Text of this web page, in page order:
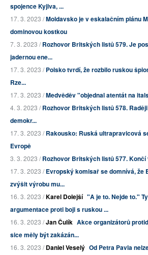
spojence Kyjiva, ...
17. 3. 2023 /Moldavsko je v eskalačním plánu
dominovou kostkou
7. 3. 2023 /Rozhovor Britských listů 579. Je
jadernou ene...
17. 3. 2023 /Polsko tvrdí, že rozbilo ruskou
Rze...
17. 3. 2023 /Medvěděv "objednal atentát na
4. 3. 2023 /Rozhovor Britských listů 578.
demokr...
17. 3. 2023 /Rakousko: Ruská ultrapravicová
Evropě
3. 3. 2023 /Rozhovor Britských listů 577.
17. 3. 2023 /Evropský komisař se domnívá, že
zvýšit výrobu mu...
16. 3. 2023 /Karel Dolejší "A je to. Nejde to."
argumentace proti boji s ruskou ...
16. 3. 2023 /Jan Čulík Akce organizátorů
sice měly být zakázán...
16. 3. 2023 /Daniel Veselý Od Petra Pavla